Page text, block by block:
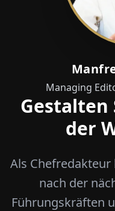
Managing
Gestalten
der
Als Chefredakteur
nach der
Führungskräften